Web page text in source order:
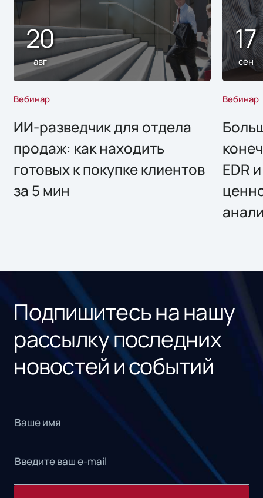
20
авг
Вебинар
ИИ-разведчик для отдела
продаж: как находить
готовых к покупке клиентов
за 5 мин
17
сен
Вебинар
EDR
Подпишитесь на нашу
рассылку последних
новостей и событий